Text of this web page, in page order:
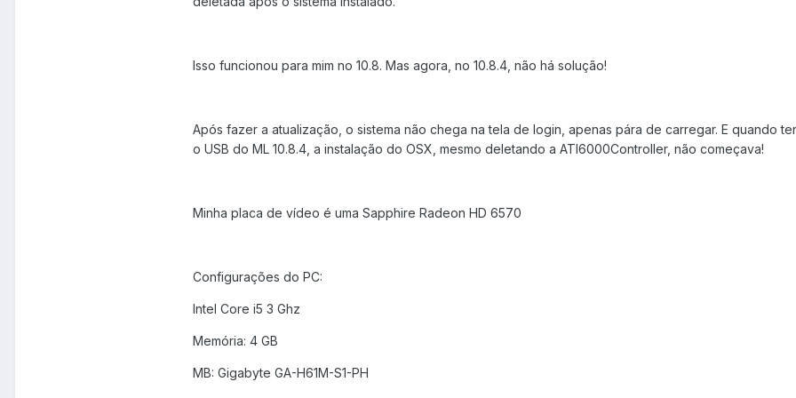
Isso funcionou para mim no 10.8. Mas agora, no 10.8.4, não há solução!
Após fazer a atualização, o sistema não chega na tela de login, apenas pára de carregar. E quando
o USB do ML 10.8.4, a instalação do OSX, mesmo deletando a ATI6000Controller, não começava!
Minha placa de vídeo é uma Sapphire Radeon HD 6570
Configurações do PC:
Intel Core i5 3 Ghz
Memória: 4 GB
MB: Gigabyte GA-H61M-S1-PH